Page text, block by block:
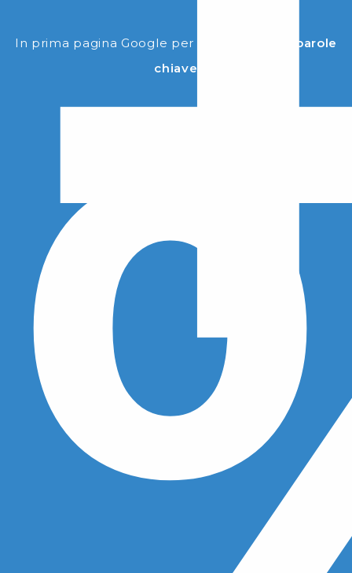
In prima pagina Google per il
doppio delle parole
chiave